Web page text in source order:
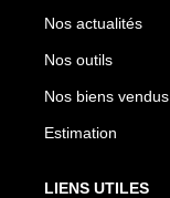
Nos actualités
Nos outils
Nos biens vendus
Estimation
LIENS UTILES